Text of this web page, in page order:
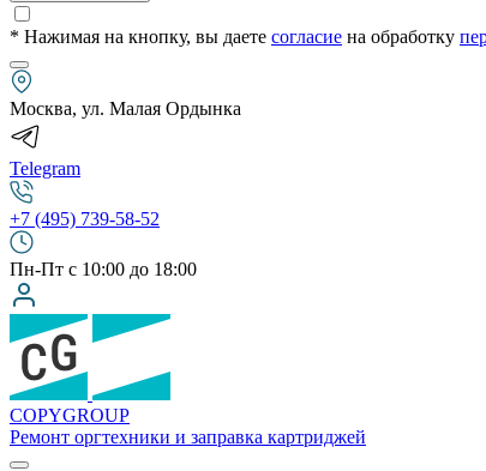
* Нажимая на кнопку, вы даете согласие на обработку
Москва, ул. Малая Ордынка
Telegram
+7 (495) 739-58-52
Пн-Пт с 10:00 до 18:00
COPYGROUP
Ремонт оргтехники и заправка картриджей